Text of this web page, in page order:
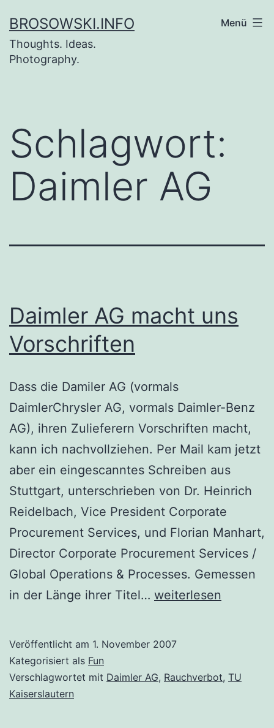
Inhalt
springen
BROSOWSKI.INFO
Thoughts. Ideas.
Photography.
Menü
Schlagwort:
Daimler AG
Daimler AG macht uns
Vorschriften
Dass die Damiler AG (vormals
DaimlerChrysler AG, vormals Daimler-Benz
AG), ihren Zulieferern Vorschriften macht,
kann ich nachvollziehen. Per Mail kam jetzt
aber ein eingescanntes Schreiben aus
Stuttgart, unterschrieben von Dr. Heinrich
Reidelbach, Vice President Corporate
Procurement Services, und Florian Manhart,
Director Corporate Procurement Services /
Global Operations & Processes. Gemessen
in der Länge ihrer Titel… Daimler
Vorschriften
weiterlesen
Veröffentlicht am 1. November 2007
Kategorisiert als Fun
Verschlagwortet mit Daimler AG, Rauchverbot, TU
Kaiserslautern